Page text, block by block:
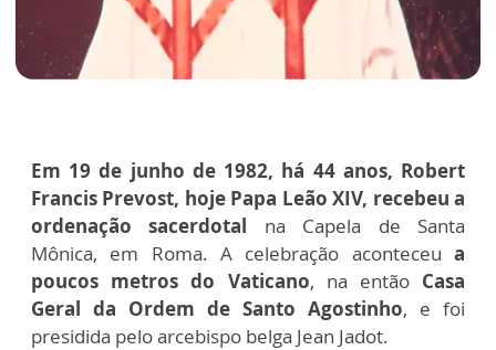
Em 19 de junho de 1982, há 44 anos, Robert
Francis Prevost, hoje Papa Leão XIV, recebeu a
ordenação sacerdotal na Capela de Santa
Mônica, em Roma. A celebração aconteceu a
poucos metros do Vaticano, na entãoCasa
Geral da Ordem de Santo Agostinho, e foi
presidida pelo arcebispo belga Jean Jadot.